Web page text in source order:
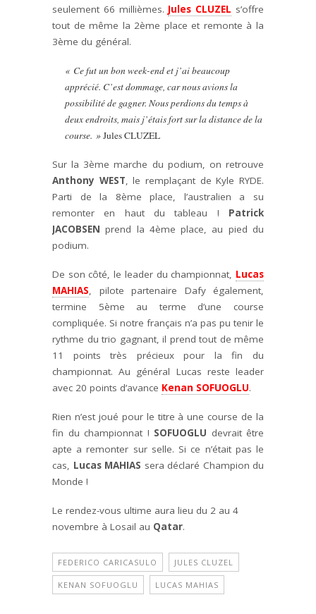
seulement 66 millièmes. Jules CLUZEL s’offre
tout de même la 2ème place et remonte à la
3ème du général.
« Ce fut un bon week-end et j’ai beaucoup
apprécié. C’est dommage, car nous avions la
possibilité de gagner. Nous perdions du temps à
deux endroits, mais j’étais fort sur la distance de la
course. » Jules CLUZEL
Sur la 3ème marche du podium, on retrouve
Anthony WEST, le remplaçant de Kyle RYDE.
Parti de la 8ème place, l’australien a su
remonter en haut du tableau ! Patrick
JACOBSEN prend la 4ème place, au pied du
podium.
De son côté, le leader du championnat, Lucas
MAHIAS, pilote partenaire Dafy également,
termine 5ème au terme d’une course
compliquée. Si notre français n’a pas pu tenir le
rythme du trio gagnant, il prend tout de même
11 points très précieux pour la fin du
championnat. Au général Lucas reste leader
avec 20 points d’avance Kenan SOFUOGLU.
Rien n’est joué pour le titre à une course de la
fin du championnat ! SOFUOGLU devrait être
apte a remonter sur selle. Si ce n’était pas le
cas, Lucas MAHIAS sera déclaré Champion du
Monde !
Le rendez-vous ultime aura lieu du 2 au 4
novembre à Losail au Qatar.
FEDERICO CARICASULO JULES CLUZEL
KENAN SOFUOGLU LUCAS MAHIAS